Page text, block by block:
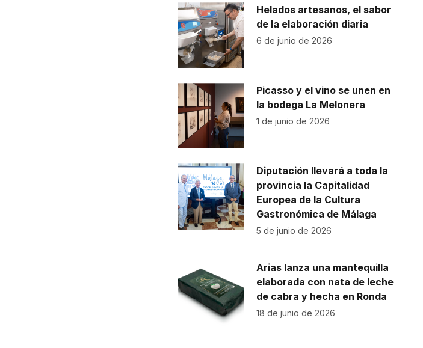
Helados artesanos, el sabor
de la elaboración diaria
6 de junio de 2026
Picasso y el vino se unen en
la bodega La Melonera
1 de junio de 2026
Diputación llevará a toda la
provincia la Capitalidad
Europea de la Cultura
Gastronómica de Málaga
5 de junio de 2026
Arias lanza una mantequilla
elaborada con nata de leche
de cabra y hecha en Ronda
18 de junio de 2026